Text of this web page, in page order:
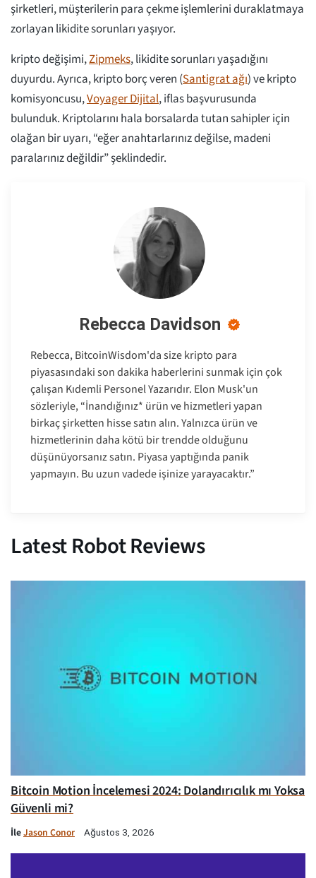
şirketleri, müşterilerin para çekme işlemlerini duraklatmaya
zorlayan likidite sorunları yaşıyor.
kripto değişimi,Zipmeks, likidite sorunları yaşadığını
duyurdu. Ayrıca, kripto borç veren (Santigrat ağı) ve kripto
komisyoncusu,Voyager Dijital, iflas başvurusunda
bulunduk. Kriptolarını hala borsalarda tutan sahipler için
olağan bir uyarı, “eğer anahtarlarınız değilse, madeni
paralarınız değildir” şeklindedir.
Rebecca Davidson
Rebecca, BitcoinWisdom'da size kripto para
piyasasındaki son dakika haberlerini sunmak için çok
çalışan Kıdemli Personel Yazarıdır. Elon Musk'un
sözleriyle, “İnandığınız* ürün ve hizmetleri yapan
birkaç şirketten hisse satın alın. Yalnızca ürün ve
hizmetlerinin daha kötü bir trendde olduğunu
düşünüyorsanız satın. Piyasa yaptığında panik
yapmayın. Bu uzun vadede işinize yarayacaktır.”
Latest Robot Reviews
Bitcoin Motion İncelemesi 2024: Dolandırıcılık mı Yoksa
Güvenli mi?
İleJason Conor Ağustos 3, 2026